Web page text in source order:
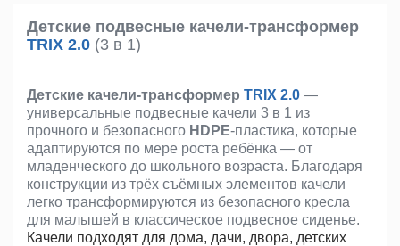
Детские подвесные качели-трансформер
TRIX 2.0 (3 в 1)
Детские качели-трансформер TRIX 2.0 —
универсальные подвесные качели 3 в 1 из
прочного и безопасного HDPE-пластика, которые
адаптируются по мере роста ребёнка — от
младенческого до школьного возраста. Благодаря
конструкции из трёх съёмных элементов качели
легко трансформируются из безопасного кресла
для малышей в классическое подвесное сиденье.
Качели подходят для дома, дачи, двора, детских